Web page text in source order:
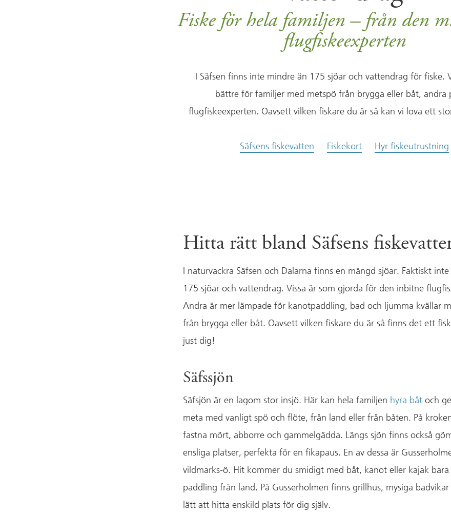
Fiske för hela familjen – från den
flugfiskeexperten
I Säfsen finns inte mindre än 175 sjöar och vattendrag för fiske.
bättre för familjer med metspö från brygga eller båt, andra
flugfiskeexperten. Oavsett vilken fiskare du är så kan vi lova ett
Säfsens fiskevatten Fiskekort Hyr fiskeutrustning
Hitta rätt bland Säfsens
I naturvackra Säfsen och Dalarna finns en mängd sjöar. Faktiskt
175 sjöar och vattendrag. Vissa är som gjorda för den inbitne
Andra är mer lämpade för kanotpaddling, bad och ljumma kvällar
från brygga eller båt. Oavsett vilken fiskare du är så finns det ett
just dig!
Säfssjön
Säfsjön är en lagom stor insjö. Här kan hela familjen hyra båt och
meta med vanligt spö och flöte, från land eller från båten. På
fastna mört, abborre och gammelgädda. Längs sjön finns också
ensliga platser, perfekta för en fikapaus. En av dessa är
vildmarks-ö. Hit kommer du smidigt med båt, kanot eller kajak
paddling från land. På Gusserholmen finns grillhus, mysiga
lätt att hitta enskild plats för dig själv.